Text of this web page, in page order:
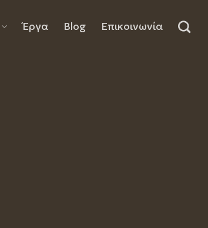
Έργα Blog Επικοινωνία